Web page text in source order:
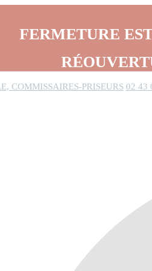
FERMETURE
COMMISSAIRES-PRISEURS 02 43